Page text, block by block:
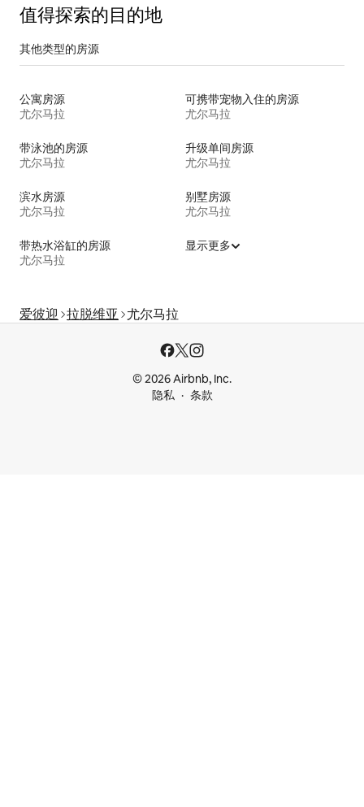
值得探索的目的地
其他类型的房源
公寓房源
尤尔马拉
可携带宠物入住的房源
尤尔马拉
带泳池的房源
尤尔马拉
升级单间房源
尤尔马拉
滨水房源
尤尔马拉
别墅房源
尤尔马拉
带热水浴缸的房源
尤尔马拉
显示更多
爱彼迎 拉脱维亚 尤尔马拉
© 2026 Airbnb, Inc.
隐私
条款